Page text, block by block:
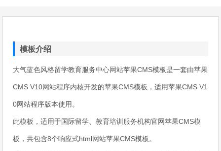
模板介绍
大气蓝色风格留学教育服务中心网站苹果CMS模板是一套由苹果
CMS V10网站程序内核开发的苹果CMS模板，适用苹果CMS V1
0网站程序版本使用。
此模板，适用于国际留学、教育培训服务机构官网苹果CMS模
板，共包含8个响应式html网站苹果CMS模板。